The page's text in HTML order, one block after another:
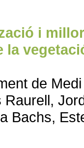
i
la
de
Raurell,
Bachs,